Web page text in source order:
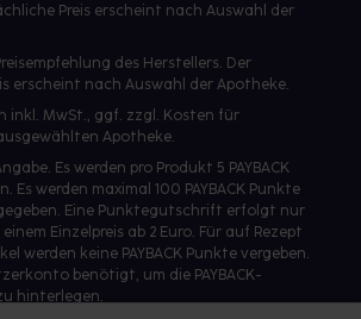
Preis erscheint nach Auswahl der
des Herstellers. Der
erscheint nach Auswahl der Apotheke.
inkl. MwSt., ggf. zzgl. Kosten für
Apotheke.
Es werden pro Produkt 5 PAYBACK
Es werden maximal 100 PAYBACK Punkte
Eine Punktegutschrift erfolgt nur
Einzelpreis ab 2 Euro. Für auf Rezept
werden keine PAYBACK Punkte vergeben.
benötigt, um die PAYBACK-
hinterlegen.